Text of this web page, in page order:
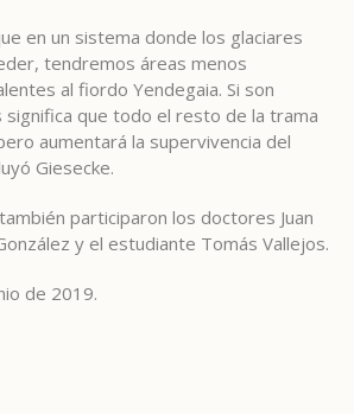
en un sistema donde los glaciares
tendremos áreas menos
al fiordo Yendegaia. Si son
que todo el resto de la trama
aumentará la supervivencia del
Giesecke.
participaron los doctores Juan
y el estudiante Tomás Vallejos.
de 2019.